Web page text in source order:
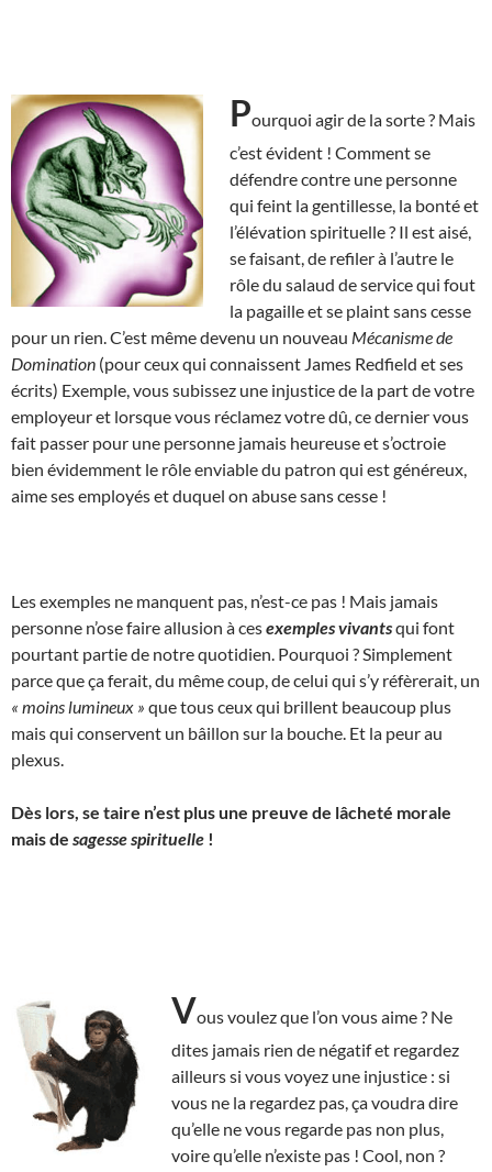
Pourquoi agir de la sorte ? Mais
c’est évident ! Comment se
défendre contre une personne
qui feint la gentillesse, la bonté et
l’élévation spirituelle ? Il est aisé,
se faisant, de refiler à l’autre le
rôle du salaud de service qui fout
la pagaille et se plaint sans cesse
pour un rien. C’est même devenu un nouveau Mécanisme de
Domination (pour ceux qui connaissent James Redfield et ses
écrits) Exemple, vous subissez une injustice de la part de votre
employeur et lorsque vous réclamez votre dû, ce dernier vous
fait passer pour une personne jamais heureuse et s’octroie
bien évidemment le rôle enviable du patron qui est généreux,
aime ses employés et duquel on abuse sans cesse !
Les exemples ne manquent pas, n’est-ce pas ! Mais jamais
personne n’ose faire allusion à cesexemples vivantsqui font
pourtant partie de notre quotidien. Pourquoi ? Simplement
parce que ça ferait, du même coup, de celui qui s’y réfèrerait, un
« moins lumineux » que tous ceux qui brillent beaucoup plus
mais qui conservent un bâillon sur la bouche. Et la peur au
plexus.
Dès lors, se taire n’est plus une preuve de lâcheté morale
mais de sagesse spirituelle !
Vous voulez que l’on vous aime ? Ne
dites jamais rien de négatif et regardez
ailleurs si vous voyez une injustice : si
vous ne la regardez pas, ça voudra dire
qu’elle ne vous regarde pas non plus,
voire qu’elle n’existe pas ! Cool, non ?